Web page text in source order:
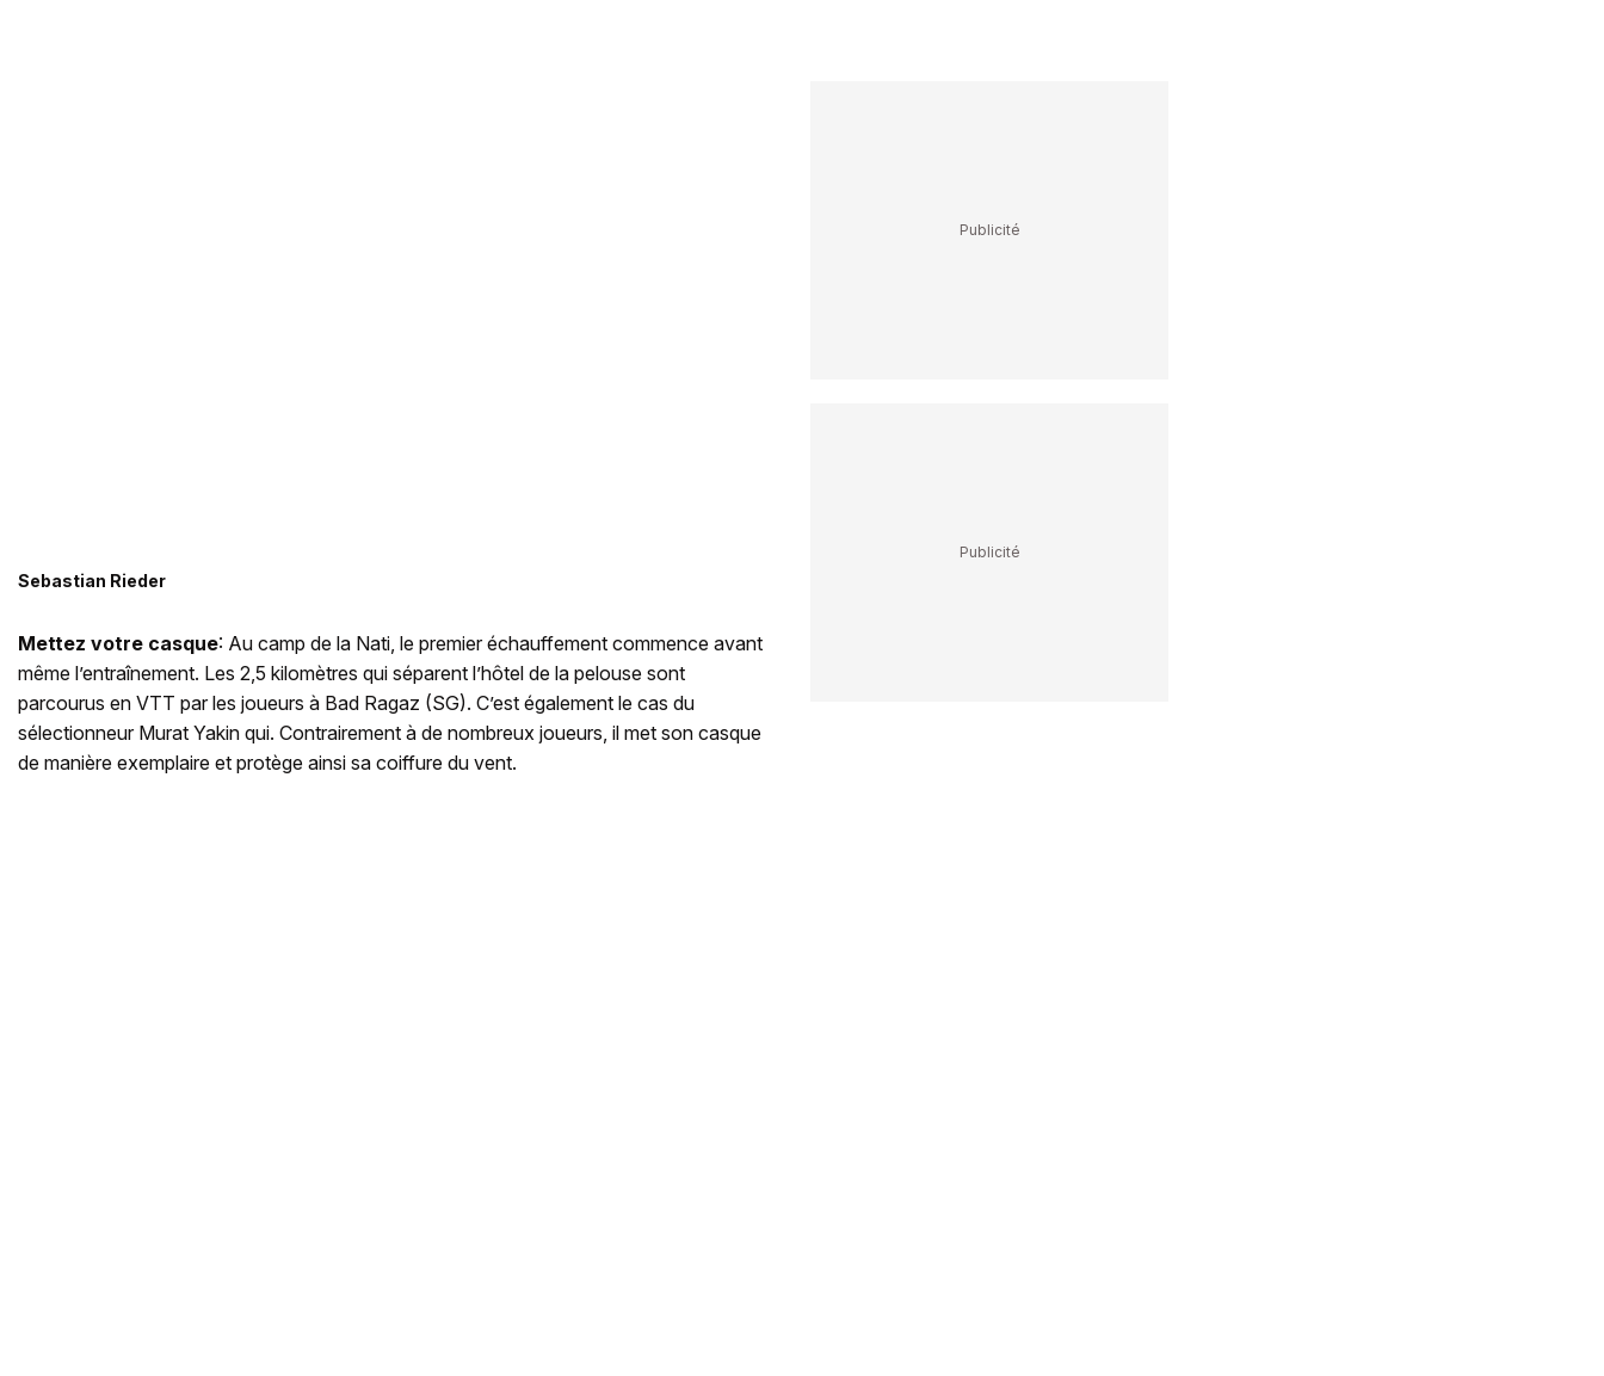
Sebastian Rieder
Mettez votre casque: Au camp de la Nati, le premier échauffement commence avant
même l’entraînement. Les 2,5 kilomètres qui séparent l’hôtel de la pelouse sont
parcourus en VTT par les joueurs à Bad Ragaz (SG). C’est également le cas du
sélectionneur Murat Yakin qui. Contrairement à de nombreux joueurs, il met son casque
de manière exemplaire et protège ainsi sa coiffure du vent.